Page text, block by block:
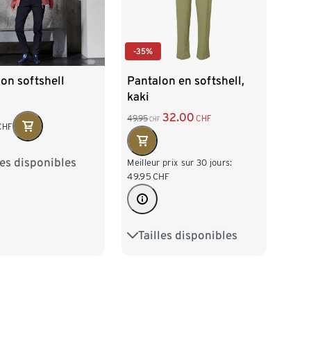
softshell
disponibles
38 40 42
-35%
Pantalon en softshell,
kaki
49.95 CHF 32.00 CHF
Meilleur prix sur 30 jours:
49.95 CHF
Tailles disponibles
36 38 40 42